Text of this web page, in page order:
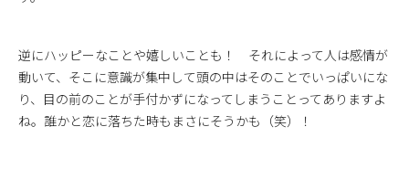
逆にハッピーなことや嬉しいことも！ それによって人は感情が
動いて、そこに意識が集中して頭の中はそのことでいっぱいにな
り、目の前のことが手付かずになってしまうことってありますよ
ね。誰かと恋に落ちた時もまさにそうかも（笑）！